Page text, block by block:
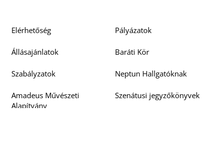
Elérhetőség Pályázatok
Állásajánlatok Baráti Kör
Szabályzatok Neptun Hallgatóknak
Amadeus Művészeti
Alapítvány
Szenátusi jegyzőkönyvek